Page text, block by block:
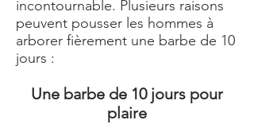
incontournable. Plusieurs raisons
peuvent pousser les hommes à
arborer fièrement une barbe de 10
jours :
Une barbe de 10 jours pour
plaire